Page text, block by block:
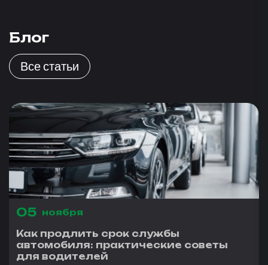
Блог
Все статьи
05 ноября
Как продлить срок службы
автомобиля: практические советы
для водителей